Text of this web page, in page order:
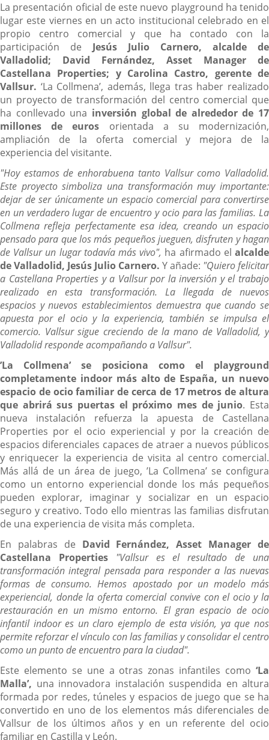
La presentación oficial de este nuevo playground ha tenido
lugar este viernes en un acto institucional celebrado en el
propio centro comercial y que ha contado con la
participación de Jesús Julio Carnero, alcalde de
Valladolid; David Fernández, Asset Manager de
Castellana Properties; y Carolina Castro, gerente de
Vallsur. ‘La Collmena’, además, llega tras haber realizado
un proyecto de transformación del centro comercial que
ha conllevado una inversión global de alrededor de 17
millones de euros orientada a su modernización,
ampliación de la oferta comercial y mejora de la
experiencia del visitante.
"Hoy estamos de enhorabuena tanto Vallsur como Valladolid.
Este proyecto simboliza una transformación muy importante:
dejar de ser únicamente un espacio comercial para convertirse
en un verdadero lugar de encuentro y ocio para las familias. La
Collmena refleja perfectamente esa idea, creando un espacio
pensado para que los más pequeños jueguen, disfruten y hagan
de Vallsur un lugar todavía más vivo", ha afirmado elalcalde
de Valladolid, Jesús Julio Carnero. Y añade: "Quiero felicitar
a Castellana Properties y a Vallsur por la inversión y el trabajo
realizado en esta transformación. La llegada de nuevos
espacios y nuevos establecimientos demuestra que cuando se
apuesta por el ocio y la experiencia, también se impulsa el
comercio. Vallsur sigue creciendo de la mano de Valladolid, y
Valladolid responde acompañando a Vallsur".
’La Collmena’ se posiciona como el playground
completamente indoor más alto de España, un nuevo
espacio de ocio familiar de cerca de 17 metros de altura
que abrirá sus puertas el próximo mes de junio. Esta
nueva instalación refuerza la apuesta de Castellana
Properties por el ocio experiencial y por la creación de
espacios diferenciales capaces de atraer a nuevos públicos
y enriquecer la experiencia de visita al centro comercial.
Más allá de un área de juego, ’La Collmena’ se configura
como un entorno experiencial donde los más pequeños
pueden explorar, imaginar y socializar en un espacio
seguro y creativo. Todo ello mientras las familias disfrutan
de una experiencia de visita más completa.
En palabras de David Fernández, Asset Manager de
Castellana Properties
"Vallsur es el resultado de una
transformación integral pensada para responder a las nuevas
formas de consumo. Hemos apostado por un modelo más
experiencial, donde la oferta comercial convive con el ocio y la
restauración en un mismo entorno. El gran espacio de ocio
infantil indoor es un claro ejemplo de esta visión, ya que nos
permite reforzar el vínculo con las familias y consolidar el centro
como un punto de encuentro para la ciudad".
Este elemento se une a otras zonas infantiles como ‘La
Malla’, una innovadora instalación suspendida en altura
formada por redes, túneles y espacios de juego que se ha
convertido en uno de los elementos más diferenciales de
Vallsur de los últimos años y en un referente del ocio
familiar en Castilla y León.